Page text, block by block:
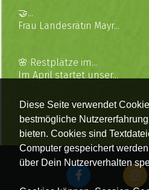
Diese Seite verwendet
bestmögliche
bieten. Cookies sind
Computer gespeichert
über Dein Nutzerverhalten
🤝...
Frau Landesrätin Mayr...
🌸 Restplätze im...
Im April startet unser...